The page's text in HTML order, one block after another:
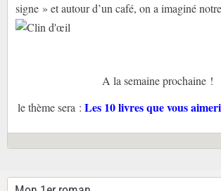
signe » et autour d’un café, on a imaginé
A la semaine prochaine !
le thème sera : Les 10 livres que vous